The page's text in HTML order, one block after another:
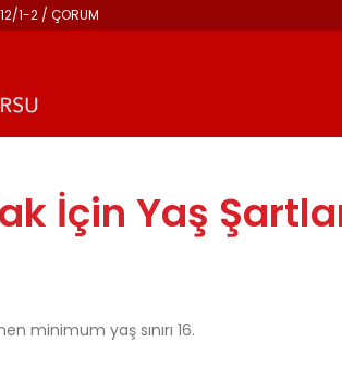
1-2 / ÇORUM
İçin Yaş
minimum yaş sınırı 16.